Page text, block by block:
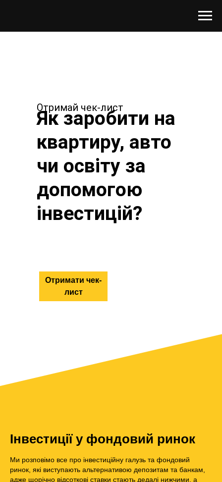
Отримати чек-
лист
Як заробити на
квартиру, авто
чи освіту за
допомогою
інвестицій?
Отримай чек-лист
Інвестиції у фондовий ринок
Ми розповімо все про інвестиційну галузь та фондовий
ринок, які виступають альтернативою депозитам та банкам,
адже щорічно відсоткові ставки стають дедалі нижчими, а